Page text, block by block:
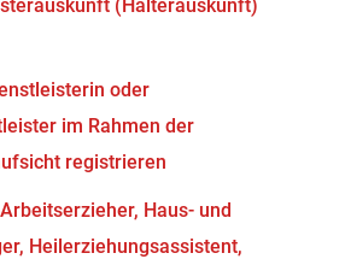
(Halterauskunft)
oder
im Rahmen der
registrieren
Haus- und
Heilerziehungsassistent,